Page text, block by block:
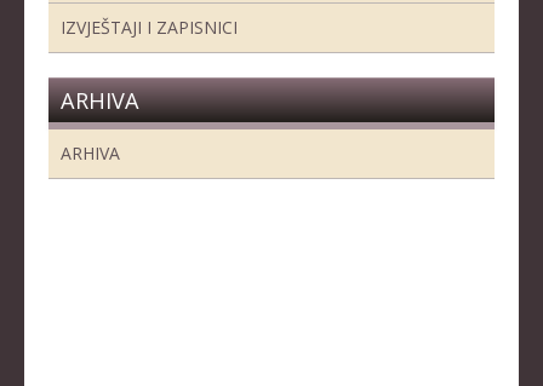
IZVJEŠTAJI I ZAPISNICI
ARHIVA
ARHIVA